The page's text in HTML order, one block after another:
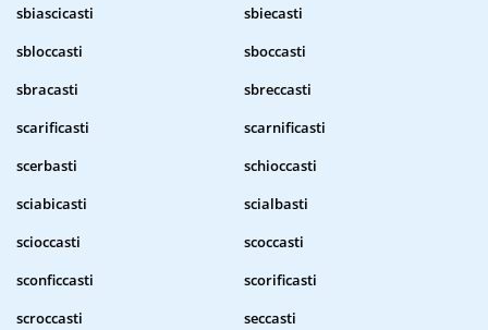
sbiascicasti
sbiecasti
sbloccasti
sboccasti
sbracasti
sbreccasti
scarificasti
scarnificasti
scerbasti
schioccasti
sciabicasti
scialbasti
scioccasti
scoccasti
sconficcasti
scorificasti
scroccasti
seccasti